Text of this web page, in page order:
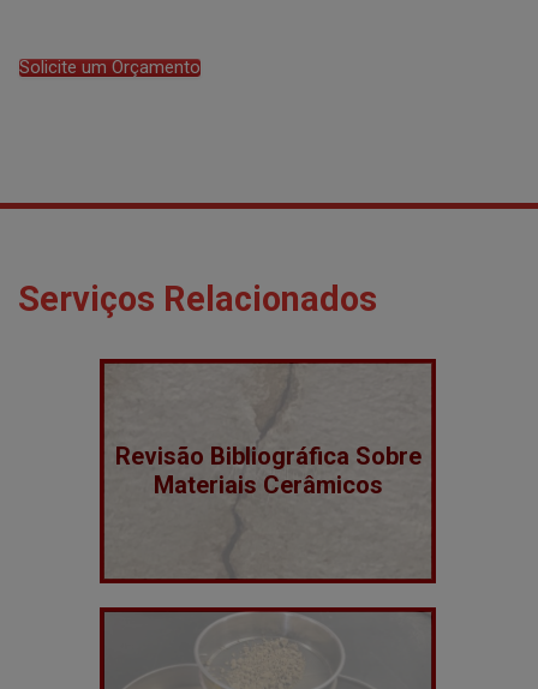
Solicite um Orçamento
Serviços Relacionados
Revisão Bibliográfica Sobre
Materiais Cerâmicos